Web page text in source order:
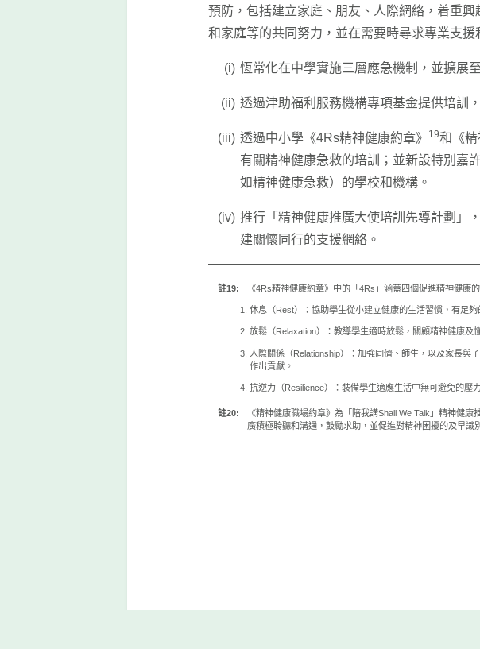
預防，包括建立家庭、朋友、人際網絡，着重
和家庭等的共同努力，並在需要時尋求專業支援
恆常化在中學實施三層應急機制，並擴展
透過津助福利服務機構專項基金提供培訓
透過中小學《4Rs精神健康約章》 19和《
有關精神健康急救的培訓；並新設特別嘉
如精神健康急救）的學校和機構。
推行「精神健康推廣大使培訓先導計劃」
建關懷同行的支援網絡。
註19: 《4Rs精神健康約章》中的「4Rs」涵蓋四個促進精神健康
休息（Rest）：協助學生從小建立健康的生活習慣，有足
放鬆（Relaxation）：教導學生適時放鬆，關顧精神健康及
人際關係（Relationship）：加強同儕、師生，以及家長與
作出貢獻。
抗逆力（Resilience）：裝備學生適應生活中無可避免的壓
註20:
《精神健康職場約章》為「陪我講Shall We Talk」精神健
廣積極聆聽和溝通，鼓勵求助，並促進對精神困擾的及早